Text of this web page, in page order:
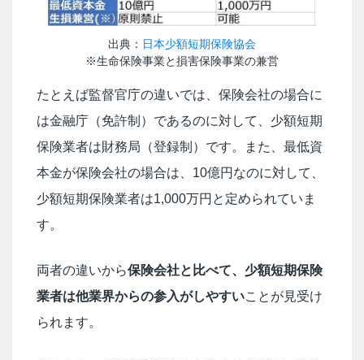
出典： 日本少額短期保険協会
※生命保険事業と損害保険事業の兼営
たとえば監督官庁の違いでは、保険会社の場合に
は金融庁（免許制）であるのに対して、少額短期
保険業者は財務局（登録制）です。また、最低資
本金が保険会社の場合は、10億円なのに対して、
少額短期保険業者は1,000万円と定められていま
す。
両者の違いから保険会社と比べて、少額短期保険
業者は他業界からの参入がしやすいことが見受け
られます。